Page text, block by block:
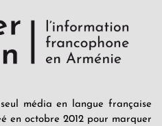
média en langue française
en octobre 2012 pour marquer